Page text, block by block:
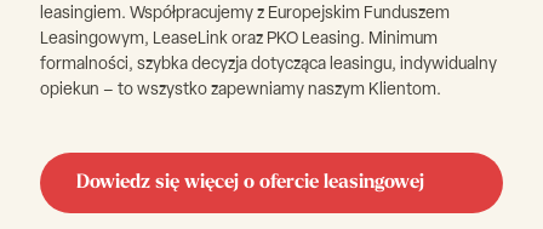
leasingiem. Współpracujemy z Europejskim Funduszem
Leasingowym, LeaseLink oraz PKO Leasing. Minimum
formalności, szybka decyzja dotycząca leasingu, indywidualny
opiekun – to wszystko zapewniamy naszym Klientom.
Dowiedz się więcej o ofercie leasingowej